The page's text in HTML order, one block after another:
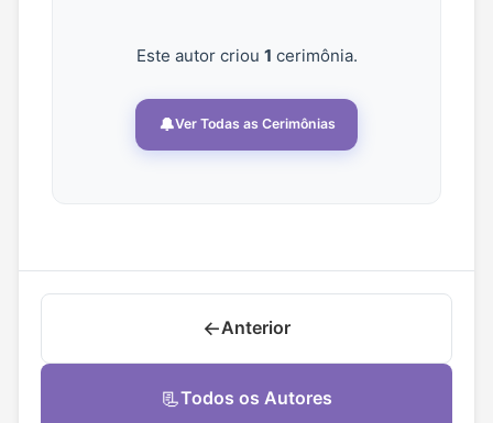
Este autor criou 1 cerimônia.
🔔Ver Todas as Cerimônias
←Anterior
📃Todos os Autores